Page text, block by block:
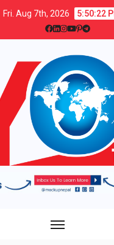
Fri. Aug 7th, 2026 5:50:23